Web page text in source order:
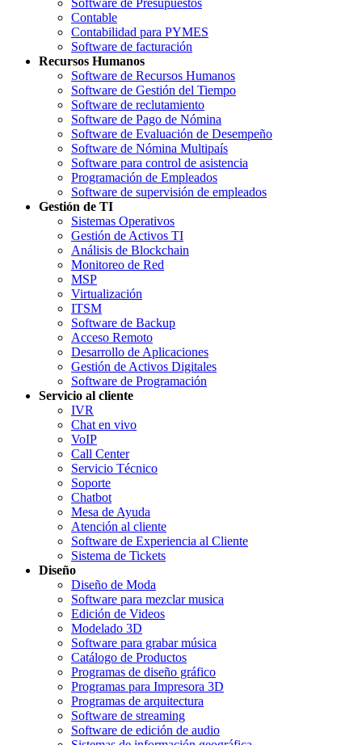
Software de Presupuestos
Contable
Contabilidad para PYMES
Software de facturación
Recursos Humanos
Software de Recursos Humanos
Software de Gestión del Tiempo
Software de reclutamiento
Software de Pago de Nómina
Software de Evaluación de Desempeño
Software de Nómina Multipaís
Software para control de asistencia
Programación de Empleados
Software de supervisión de empleados
Gestión de TI
Sistemas Operativos
Gestión de Activos TI
Análisis de Blockchain
Monitoreo de Red
MSP
Virtualización
ITSM
Software de Backup
Acceso Remoto
Desarrollo de Aplicaciones
Gestión de Activos Digitales
Software de Programación
Servicio al cliente
IVR
Chat en vivo
VoIP
Call Center
Servicio Técnico
Soporte
Chatbot
Mesa de Ayuda
Atención al cliente
Software de Experiencia al Cliente
Sistema de Tickets
Diseño
Diseño de Moda
Software para mezclar musica
Edición de Videos
Modelado 3D
Software para grabar música
Catálogo de Productos
Programas de diseño gráfico
Programas para Impresora 3D
Programas de arquitectura
Software de streaming
Software de edición de audio